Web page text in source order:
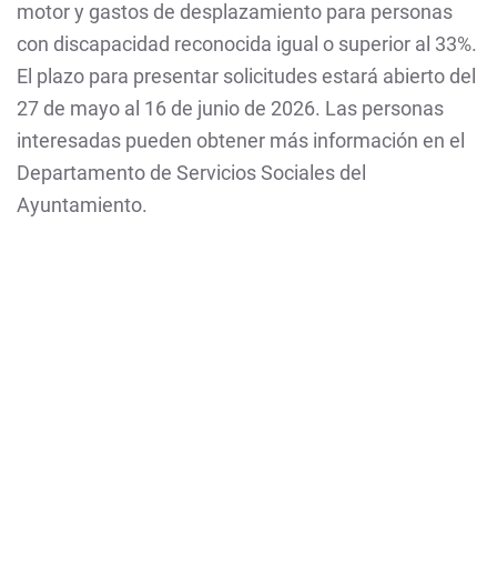
motor y gastos de desplazamiento para personas
con discapacidad reconocida igual o superior al 33%.
El plazo para presentar solicitudes estará abierto del
27 de mayo al 16 de junio de 2026. Las personas
interesadas pueden obtener más información en el
Departamento de Servicios Sociales del
Ayuntamiento.